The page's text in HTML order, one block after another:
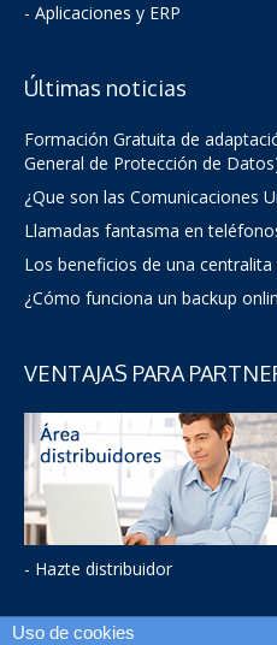
- Aplicaciones y ERP
Últimas noticias
Formación Gratuita de
General de Protección de
¿Que son las Comunicaciones
Llamadas fantasma en
Los beneficios de una
¿Cómo funciona un backup
VENTAJAS PARA
- Hazte distribuidor
Uso de cookies